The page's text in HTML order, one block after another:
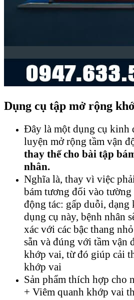
Dụng cụ tập mở rộng
Đây là một dụng cụ kinh
luyện mở rộng tầm vận
thay thế cho bài tập
nhân.
Nghĩa là, thay vì việc
bám tương đối vào tường
động tác: gấp duỗi,
dụng cụ này, bệnh nhân
xác với các bậc thang
sẵn và đúng với tầm vận
khớp vai, từ đó giúp cải
khớp vai
Sản phẩm thích hợp cho
+ Viêm quanh khớp vai